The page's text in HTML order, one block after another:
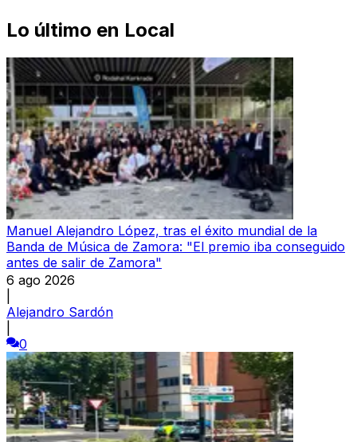
Lo último en Local
Manuel Alejandro López, tras el éxito mundial de la
Banda de Música de Zamora: "El premio iba conseguido
antes de salir de Zamora"
6 ago 2026
Alejandro Sardón
0